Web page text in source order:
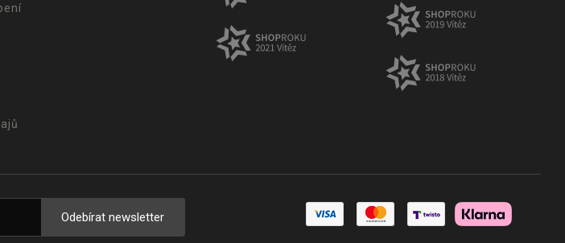
Odebírat newsletter